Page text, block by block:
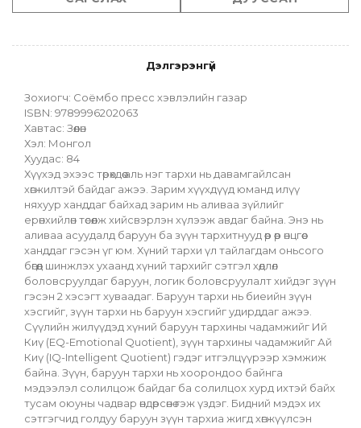
Дэлгэрэнгүй
Зохиогч: Соёмбо пресс хэвлэлийн газар
ISBN: 9789996202063
Хавтас: Зөөлөн
Хэл: Монгол
Хуудас: 84
Хүүхэд эхээс төрөхдөө аль нэг тархи нь давамгайлсан
хөгжилтэй байдаг ажээ. Зарим хүүхдүүд юманд илүү
няхуур ханддаг байхад зарим нь аливаа зүйлийг
ерөнхийлөн төсөөлж хийсвэрлэн хүлээж авдаг байна. Энэ нь
аливаа асуудалд баруун ба зүүн тархитнууд өөр өөр өнцгөөс
ханддаг гэсэн үг юм. Хүний тархи үл тайлагдам оньсого
бөгөөд шинжлэх ухаанд хүний тархийг сэтгэл хөдлөл
боловсруулдаг баруун, логик боловсруулалт хийдэг зүүн
гэсэн 2 хэсэгт хуваадаг. Баруун тархи нь биеийн зүүн
хэсгийг, зүүн тархи нь баруун хэсгийг удирддаг ажээ.
Сүүлийн жилүүдэд хүний баруун тархины чадамжийг Ий
Киү (EQ-Emotional Quotient), зүүн тархины чадамжийг Ай
Киү (IQ-Intelligent Quotient) гэдэг итгэлцүүрээр хэмжиж
байна. Зүүн, баруун тархи нь хоорондоо байнга
мэдээлэл солилцож байдаг ба солилцох хурд ихтэй байх
тусам оюуны чадвар өндөрсөнө гэж үздэг. Бидний мэдэх их
сэтгэгчид голдуу баруун зүүн тархиа жигд хөгжүүлсэн